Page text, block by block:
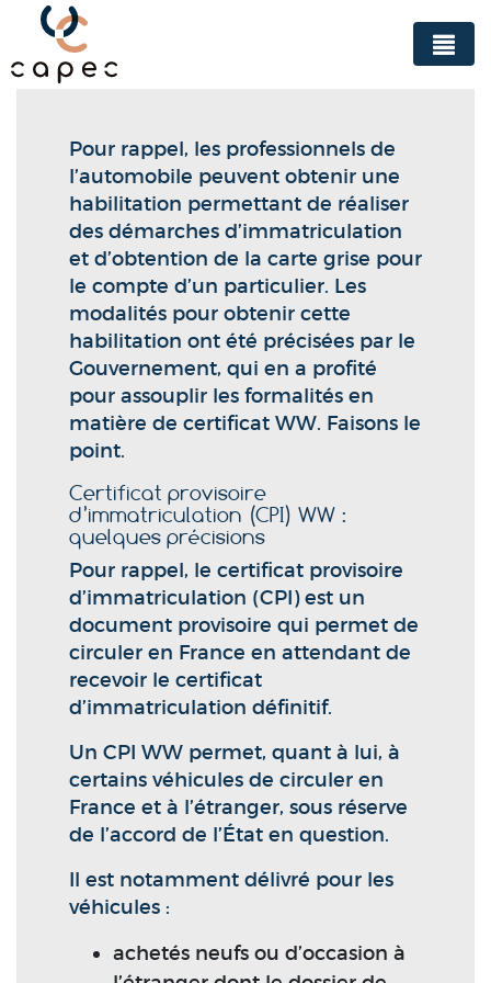
Panneau de gestion des cookies
Pour rappel, les professionnels de
l’automobile peuvent obtenir une
habilitation permettant de réaliser
des démarches d’immatriculation
et d’obtention de la carte grise pour
le compte d’un particulier. Les
modalités pour obtenir cette
habilitation ont été précisées par le
Gouvernement, qui en a profité
pour assouplir les formalités en
matière de certificat WW. Faisons le
point.
Certificat provisoire
d’immatriculation (CPI) WW :
quelques précisions
Pour rappel, le certificat provisoire
d’immatriculation (CPI) est un
document provisoire qui permet de
circuler en France en attendant de
recevoir le certificat
d’immatriculation définitif.
Un CPI WW permet, quant à lui, à
certains véhicules de circuler en
France et à l’étranger, sous réserve
de l’accord de l’État en question.
Il est notamment délivré pour les
véhicules :
achetés neufs ou d’occasion à